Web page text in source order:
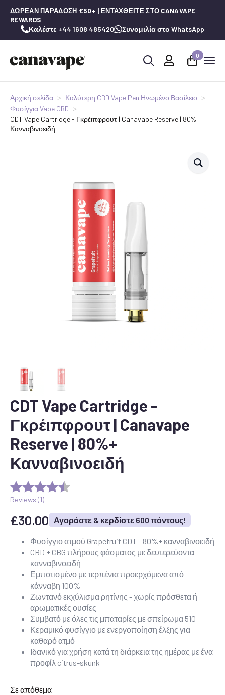
ΔΩΡΕΆΝ ΠΑΡΆΔΟΣΗ £50+ | ΕΝΤΑΧΘΕΊΤΕ ΣΤΟ CANAVAPE
REWARDS
Καλέστε +44 1608 485420 Συνομιλία στο WhatsApp
0
Αρχική σελίδα
Καλύτερη CBD Vape Pen Ηνωμένο Βασίλειο
Φυσίγγια Vape CBD
CDT Vape Cartridge - Γκρέιπφρουτ | Canavape Reserve | 80%+
Κανναβινοειδή
CDT Vape Cartridge -
Γκρέιπφρουτ | Canavape
Reserve | 80%+
Κανναβινοειδή
Reviews (1)
£30.00 Αγοράστε & κερδίστε 600 πόντους!
Φυσίγγιο ατμού Grapefruit CDT - 80%+ κανναβινοειδή
CBD + CBG πλήρους φάσματος με δευτερεύοντα
κανναβινοειδή
Εμποτισμένο με τερπένια προερχόμενα από
κάνναβη 100%
Ζωντανό εκχύλισμα ρητίνης - χωρίς πρόσθετα ή
αρωματικές ουσίες
Συμβατό με όλες τις μπαταρίες με σπείρωμα 510
Κεραμικό φυσίγγιο με ενεργοποίηση έλξης για
καθαρό ατμό
Ιδανικό για χρήση κατά τη διάρκεια της ημέρας με ένα
προφίλ citrus-skunk
Σε απόθεμα